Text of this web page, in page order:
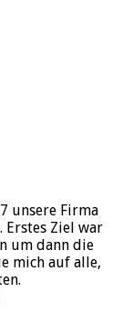
unsere Firma
Erstes Ziel war
um dann die
mich auf alle,